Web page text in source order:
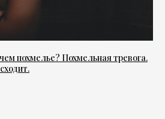
похмелье? Похмельная тревога.